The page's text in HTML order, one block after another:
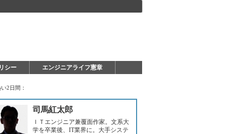
シー エンジニアライフ憲章
2日間：
司馬紅太郎
ＩＴエンジニア兼覆面作家。文系大
学を卒業後、IT業界に。大手システ